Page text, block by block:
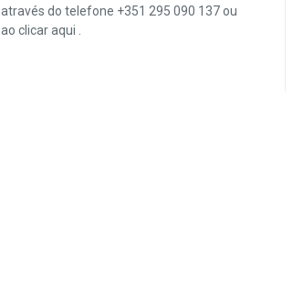
através do telefone +351 295 090 137 ou
ao clicaraqui